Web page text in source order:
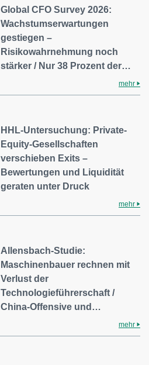
Global CFO Survey 2026:
Wachstumserwartungen
gestiegen –
Risikowahrnehmung noch
stärker / Nur 38 Prozent der…
mehr
HHL-Untersuchung: Private-
Equity-Gesellschaften
verschieben Exits –
Bewertungen und Liquidität
geraten unter Druck
mehr
Allensbach-Studie:
Maschinenbauer rechnen mit
Verlust der
Technologieführerschaft /
China-Offensive und…
mehr